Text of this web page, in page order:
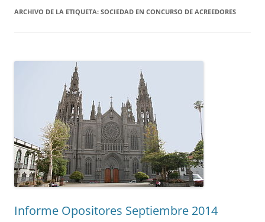
ARCHIVO DE LA ETIQUETA: SOCIEDAD EN CONCURSO DE ACREEDORES
Informe Opositores Septiembre 2014